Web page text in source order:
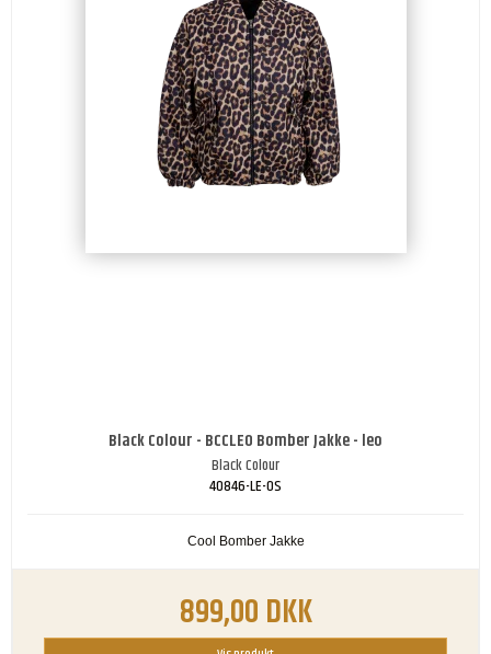
Black Colour - BCCLEO Bomber Jakke - leo
Black Colour
40846-LE-OS
Cool Bomber Jakke
899,00 DKK